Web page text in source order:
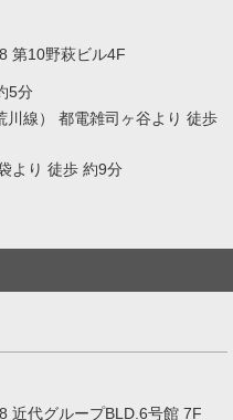
第10野萩ビル4F
5分
川線） 都電雑司ヶ谷より 徒歩
より 徒歩 約9分
近代グループBLD.6号館 7F